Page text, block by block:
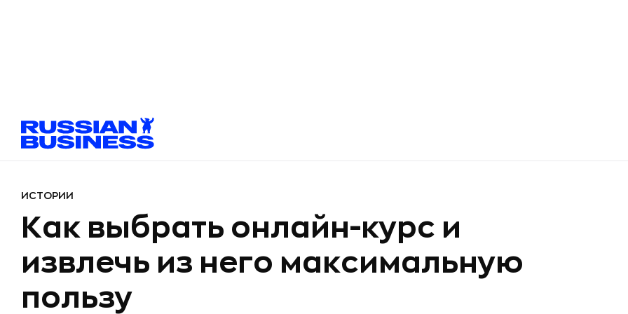
ИСТОРИИ
Как выбрать онлайн-курс и
извлечь из него максимальную
пользу